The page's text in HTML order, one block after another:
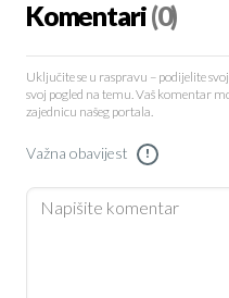
Komentari(0)
Uključite se u raspravu – podijelite
svoj pogled na temu. Vaš komentar
zajednicu našeg portala.
Važna obavijest !